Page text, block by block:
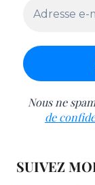
Nous ne
de
SUIVEZ